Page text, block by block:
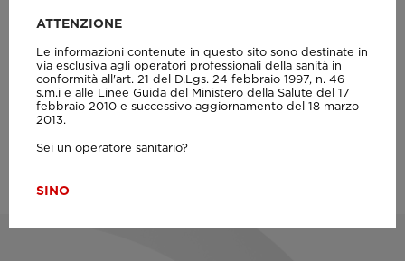
LINK
APP RFQIMT - RFQAS
ATTENZIONE
Le informazioni contenute in questo sito sono destinate in
via esclusiva agli operatori professionali della sanità in
conformità all'art. 21 del D.Lgs. 24 febbraio 1997, n. 46
s.m.i e alle Linee Guida del Ministero della Salute del 17
febbraio 2010 e successivo aggiornamento del 18 marzo
2013.
Sei un operatore sanitario?
SINO